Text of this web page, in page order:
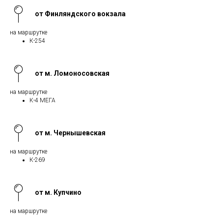
от Финляндского вокзала
на маршрутке
К-254
от м. Ломоносовская
на маршрутке
К-4 МЕГА
от м. Чернышевская
на маршрутке
К-269
от м. Купчино
на маршрутке